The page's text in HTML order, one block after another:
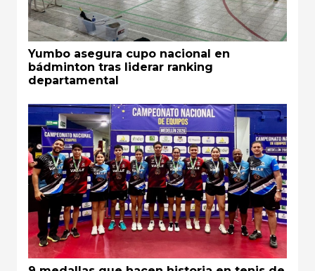
Yumbo asegura cupo nacional en
bádminton tras liderar ranking
departamental